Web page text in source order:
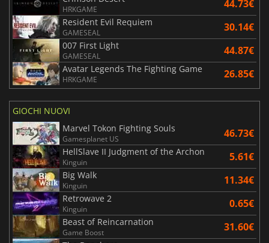
HRKGAME 44.73€
Resident Evil Requiem
GAMESEAL 30.14€
007 First Light
GAMESEAL 44.87€
Avatar Legends The Fighting Game
HRKGAME 26.85€
GIOCHI NUOVI
Marvel Tokon Fighting Souls
Gamesplanet US 46.73€
HellSlave II Judgment of the Archon
Kinguin 5.61€
Big Walk
Kinguin 11.34€
Retrowave 2
Kinguin 0.65€
Beast of Reincarnation
Game Boost 31.60€